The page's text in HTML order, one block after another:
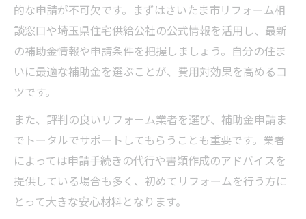
的な申請が不可欠です。まずはさいたま市リフォーム相
談窓口や埼玉県住宅供給公社の公式情報を活用し、最新
の補助金情報や申請条件を把握しましょう。自分の住ま
いに最適な補助金を選ぶことが、費用対効果を高めるコ
ツです。
また、評判の良いリフォーム業者を選び、補助金申請ま
でトータルでサポートしてもらうことも重要です。業者
によっては申請手続きの代行や書類作成のアドバイスを
提供している場合も多く、初めてリフォームを行う方に
とって大きな安心材料となります。